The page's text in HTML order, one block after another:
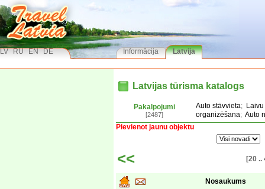
LV RU EN DE Informācija Latvija
Latvijas tūrisma katalogs
Pakalpojumi
[2487]
Auto stāvvieta;
organizēšana; Auto
Pievienot jaunu objektu
<< [20 ..
Nosaukums